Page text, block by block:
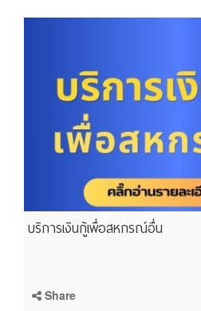
บริการเงินกู้เพื่อสหกรณ์อื่น
Share